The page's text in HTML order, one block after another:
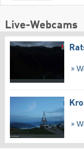
Live-Webcams